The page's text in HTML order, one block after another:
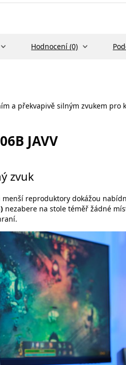
Hodnocení (0)
a překvapivě silným zvukem
JAVV
zvuk
menší reproduktory dokážou
nezabere na stole téměř žádné